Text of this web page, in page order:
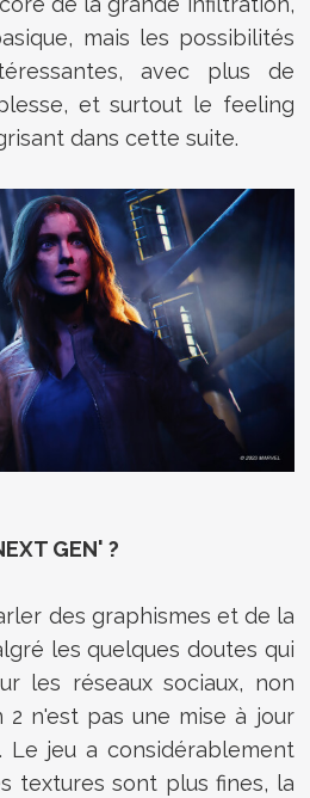
mais les possibilités
avec plus de
et surtout le feeling
dans cette suite.
GEN' ?
des graphismes et de la
les quelques doutes qui
les réseaux sociaux, non
2 n'est pas une mise à jour
Le jeu a considérablement
textures sont plus fines, la